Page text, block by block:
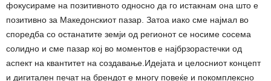
фокусираме на позитивното односно да го истакнам она што е
позитивно за Македонскиот пазар. Затоа иако сме најмал во
споредба со останатите земји од регионот се носиме сосема
солидно и сме пазар кој во моментов е најбрзорастечки од
аспект на квантитет на создавање.Идејата и целосниот концепт
и дигитален печат на брендот е многу повеќе и покомплексно